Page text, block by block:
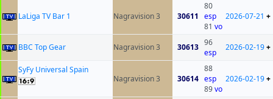
LaLiga TV Bar 1 Nagravision 3 30611
80
esp
81 vo
2026-07-21 +
BBC Top Gear Nagravision 3 30613 96
esp
2026-02-19+
SyFy Universal Spain
Nagravision 3
30614
88
esp
89vo
2026-02-19+